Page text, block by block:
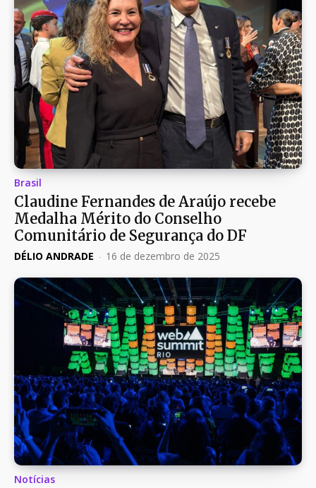
Brasil
Claudine Fernandes de Araújo recebe
Medalha Mérito do Conselho
Comunitário de Segurança do DF
DÉLIO ANDRADE - 16 de dezembro de 2025
Notícias